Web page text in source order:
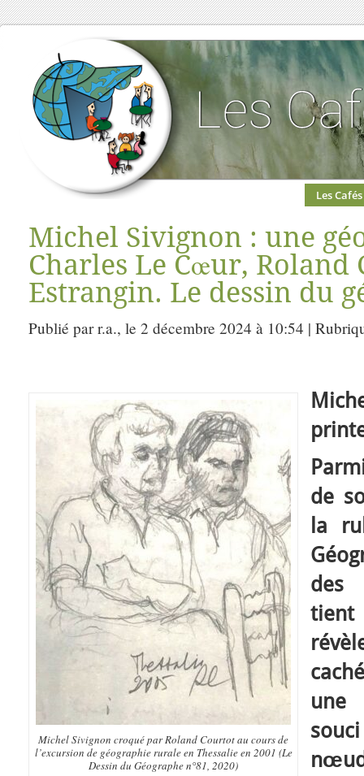
Les Cafés
Michel Sivignon : une
Charles Le Cœur, Roland
Estrangin. Le dessin du
Publié par r.a., le 2 décembre 2024 à 10:54 |
Michel Sivignon croqué par Roland Courtot au cours de
l’excursion de géographie rurale en Thessalie en 2001 (Le
Dessin du Géographe n°81, 2020)
de
la
une